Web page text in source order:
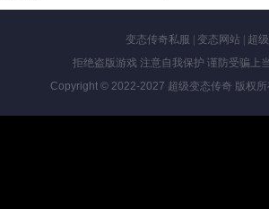
变态传奇私服 变态网站|
超
拒绝盗版游戏 注意自我保护 谨防受骗上
Copyright © 2022-2027 超级变态传奇 版权